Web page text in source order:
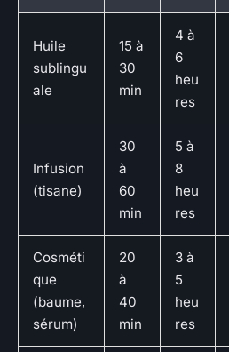
Huile
sublingu
ale
15 à
30
min
4 à
6
heu
res
Infusion
(tisane)
30
à
60
min
5 à
8
heu
res
Cosméti
que
(baume,
sérum)
20
à
40
min
3 à
5
heu
res